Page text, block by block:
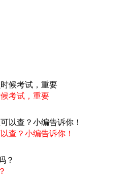
考试，重要
查？小编告诉你！